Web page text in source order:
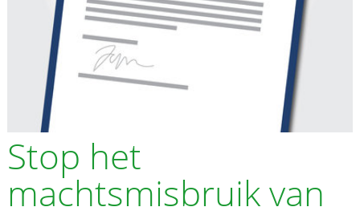
Stop het
machtsmisbruik van